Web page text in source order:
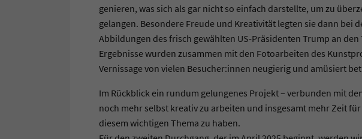
genieren, was sich als gar nicht so einfach darstellte, um zu
gelangen. Besondere Freude und Kreativität legten sie dann bei
Abbildungen des frisch gewählten US-Präsidenten Trump an den
Ergebnisse wurden zusammen mit den Fotoarbeiten des
Vernissage von vielen Besucher:innen neugierig und amüsiert
Im Rückblick ein rundum gelungenes Projekt – verbunden mit
noch mehr selbst kreativ zu arbeiten und insgesamt mehr Zeit
diesem wichtigen Thema zu haben.